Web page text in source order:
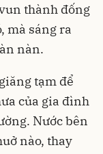
thành đống
mà sáng ra
nàn.
tạm để
của gia đình
Nước bên
nào, thay